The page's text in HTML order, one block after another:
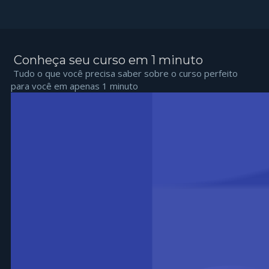
Conheça seu curso em 1 minuto
Tudo o que você precisa saber sobre o curso perfeito
para você em apenas 1 minuto